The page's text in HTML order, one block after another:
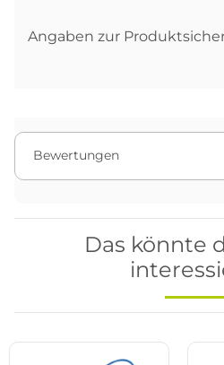
Angaben zur
Bewertungen
Das könnte